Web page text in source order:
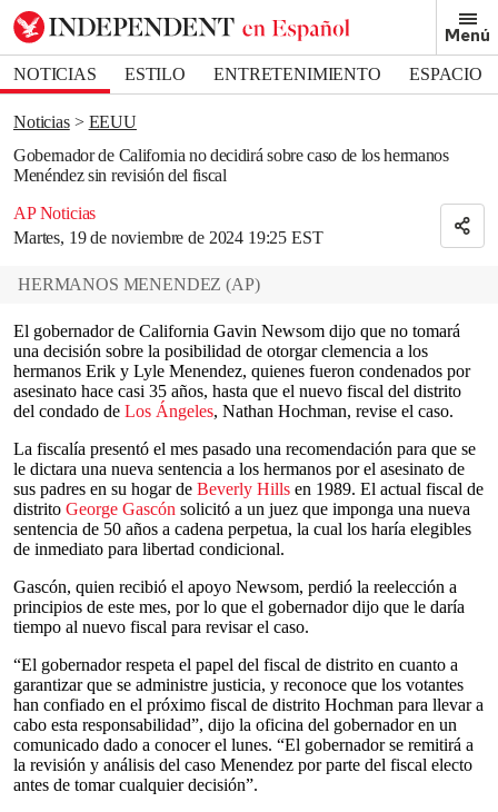
Menú
NOTICIAS ESTILO ENTRETENIMIENTO
ESPACIO
DEPORTES
Noticias
EEUU
Gobernador de California no decidirá sobre caso de los hermanos
Menéndez sin revisión del fiscal
AP Noticias
Martes, 19 de noviembre de 2024 19:25 EST
Bookmark popover
Removed from bookmarks
Close popover
HERMANOS MENENDEZ (AP)
El gobernador de California Gavin Newsom dijo que no tomará
una decisión sobre la posibilidad de otorgar clemencia a los
hermanos Erik y Lyle Menendez, quienes fueron condenados por
asesinato hace casi 35 años, hasta que el nuevo fiscal del distrito
del condado de Los Ángeles, Nathan Hochman, revise el caso.
La fiscalía presentó el mes pasado una recomendación para que se
le dictara una nueva sentencia a los hermanos por el asesinato de
sus padres en su hogar de Beverly Hills en 1989. El actual fiscal de
distrito George Gascón solicitó a un juez que imponga una nueva
sentencia de 50 años a cadena perpetua, la cual los haría elegibles
de inmediato para libertad condicional.
Gascón, quien recibió el apoyo Newsom, perdió la reelección a
principios de este mes, por lo que el gobernador dijo que le daría
tiempo al nuevo fiscal para revisar el caso.
“El gobernador respeta el papel del fiscal de distrito en cuanto a
garantizar que se administre justicia, y reconoce que los votantes
han confiado en el próximo fiscal de distrito Hochman para llevar a
cabo esta responsabilidad”, dijo la oficina del gobernador en un
comunicado dado a conocer el lunes. “El gobernador se remitirá a
la revisión y análisis del caso Menendez por parte del fiscal electo
antes de tomar cualquier decisión”.